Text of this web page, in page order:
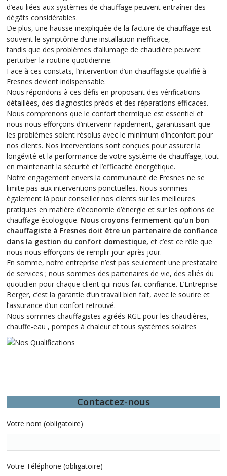
d’eau liées aux systèmes de chauffage peuvent entraîner des
dégâts considérables.
De plus, une hausse inexpliquée de la facture de chauffage est
souvent le symptôme d’une installation inefficace,
tandis que des problèmes d’allumage de chaudière peuvent
perturber la routine quotidienne.
Face à ces constats, l’intervention d’un chauffagiste qualifié à
Fresnes devient indispensable.
Nous répondons à ces défis en proposant des vérifications
détaillées, des diagnostics précis et des réparations efficaces.
Nous comprenons que le confort thermique est essentiel et
nous nous efforçons d’intervenir rapidement, garantissant que
les problèmes soient résolus avec le minimum d’inconfort pour
nos clients. Nos interventions sont conçues pour assurer la
longévité et la performance de votre système de chauffage, tout
en maintenant la sécurité et l’efficacité énergétique.
Notre engagement envers la communauté de Fresnes ne se
limite pas aux interventions ponctuelles. Nous sommes
également là pour conseiller nos clients sur les meilleures
pratiques en matière d’économie d’énergie et sur les options de
chauffage écologique. Nous croyons fermement qu’un bon
chauffagiste à Fresnes doit être un partenaire de confiance
dans la gestion du confort domestique, et c’est ce rôle que
nous nous efforçons de remplir jour après jour.
En somme, notre entreprise n’est pas seulement une prestataire
de services ; nous sommes des partenaires de vie, des alliés du
quotidien pour chaque client qui nous fait confiance. L’Entreprise
Berger, c’est la garantie d’un travail bien fait, avec le sourire et
l’assurance d’un confort retrouvé.
Nous sommes chauffagistes agréés RGE pour les chaudières,
chauffe-eau , pompes à chaleur et tous systèmes solaires
Contactez-nous
Votre nom (obligatoire)
Votre Téléphone (obligatoire)